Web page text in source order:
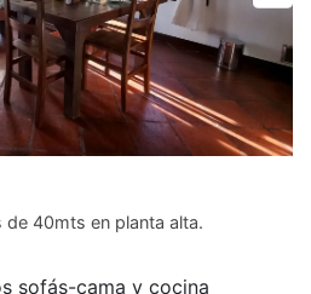
40mts en planta alta.
sofás-cama y cocina